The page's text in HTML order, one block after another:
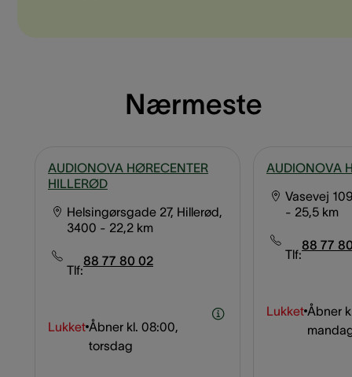
Nærmeste
AUDIONOVA HØRECENTER
HILLERØD
Helsingørsgade 27, Hillerød,
3400 - 22,2 km
Tlf:
88 77 80 02
Lukket Åbner kl. 08:00,
torsdag
AUDIONOVA
Vasevej
- 25,5 km
Tlf:
88 77
Lukket Åbner